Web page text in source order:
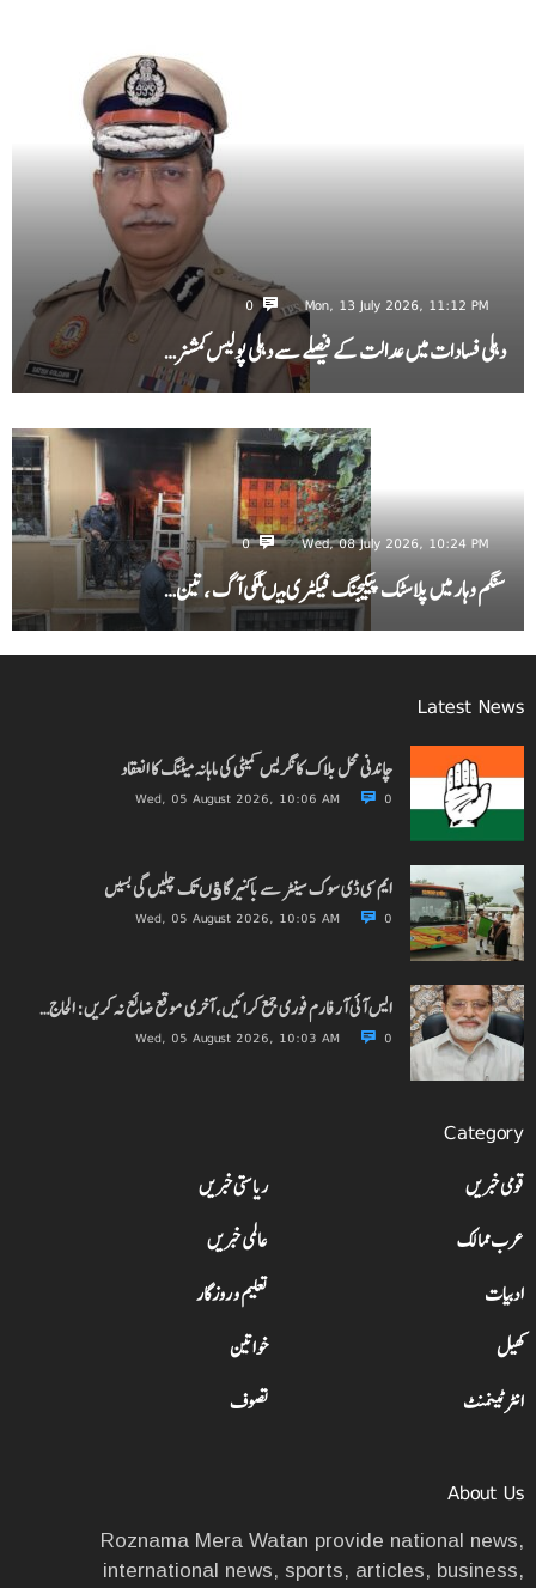
Mon, 13 July 2026, 11:12 PM
0
دہلی فسادات میں عدالت کے فیصلے سے دہلی پولیس کمشنر…
Wed, 08 July 2026, 10:24 PM
0
سنگم وہار میں پلاسٹک پیکیجنگ فیکٹری میںلگی آگ ، تین…
Latest News
چاندنی محل بلاک کانگریس کمیٹی کی ماہانہ میٹنگ کا انعقاد
Wed, 05 August 2026, 10:06 AM 0
ایم سی ڈی سوک سینٹر سے باکنیر گاﺅں تک چلیں گی بسیں
Wed, 05 August 2026, 10:05 AM 0
ایس آئی آر فارم فوری جمع کرائیں، آخری موقع ضائع نہ کریں: الحاج…
Wed, 05 August 2026, 10:03 AM 0
Category
قومی خبریں
ریاستی خبریں
عرب ممالک
عالمی خبریں
ادبیات
تعلیم و روزگار
کھیل
خواتین
انٹرٹینمنٹ
تصوف
About Us
Roznama Mera Watan provide national news,
international news, sports, articles, business,